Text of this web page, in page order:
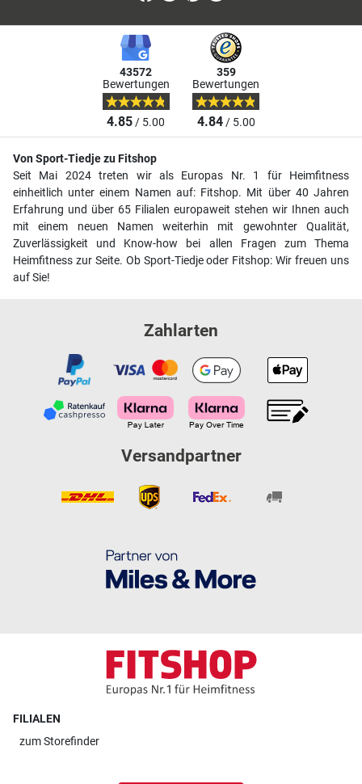
43572
Bewertungen
4.85/ 5.00
359
Bewertungen
4.84/ 5.00
Von Sport-Tiedje zu Fitshop
Seit Mai 2024 treten wir als Europas Nr. 1 für Heimfitness
einheitlich unter einem Namen auf: Fitshop. Mit über 40 Jahren
Erfahrung und über 65 Filialen europaweit stehen wir Ihnen auch
mit einem neuen Namen weiterhin mit gewohnter Qualität,
Zuverlässigkeit und Know-how bei allen Fragen zum Thema
Heimfitness zur Seite. Ob Sport-Tiedje oder Fitshop: Wir freuen uns
auf Sie!
Zahlarten
Versandpartner
FILIALEN
zumStorefinder